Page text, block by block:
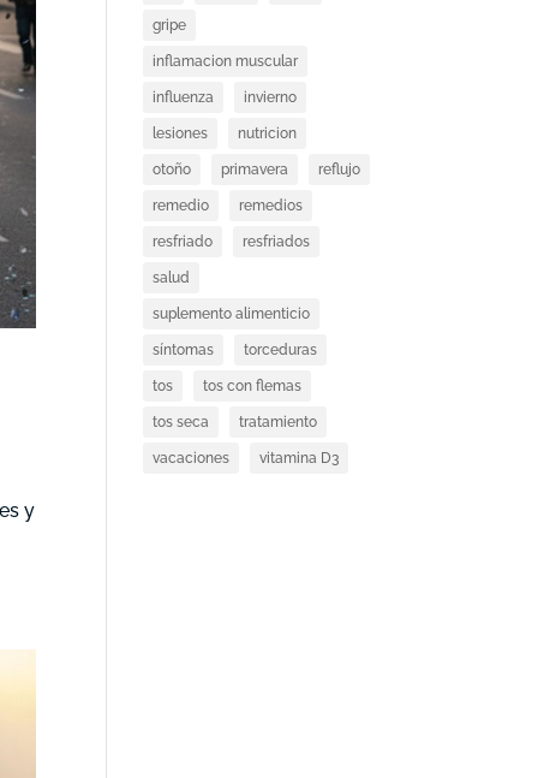
y
gripe
inflamacion muscular
influenza invierno
lesiones nutricion
otoño primavera reflujo
remedio remedios
resfriado resfriados
salud
suplemento alimenticio
síntomas torceduras
tos tos con flemas
tos seca tratamiento
vacaciones vitamina D3